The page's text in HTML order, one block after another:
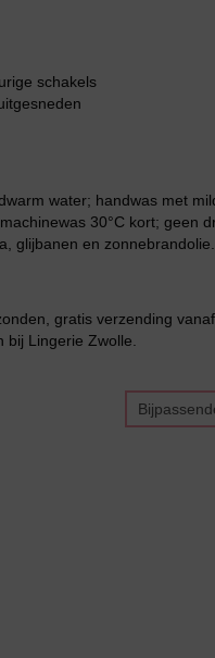
schakels
water; handwas met
30°C kort; geen
glijbanen en zonnebrandolie.
gratis verzending
Lingerie Zwolle.